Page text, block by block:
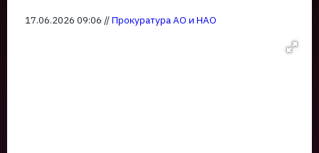
17.06.2026 09:06 //Прокуратура АО и НАО